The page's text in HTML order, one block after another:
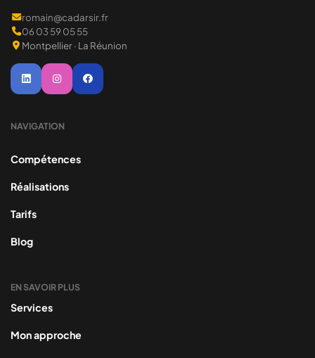
romain@cadarsir.fr
06 03 59 05 55
Montpellier · La Réunion
NAVIGATION
Compétences
Réalisations
Tarifs
Blog
EN SAVOIR PLUS
Services
Mon approche